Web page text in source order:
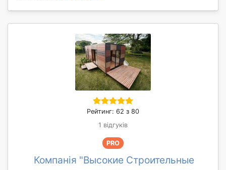
Рейтинг: 62 з 80
1 відгуків
PRO
Компанія "Высокие Строительные